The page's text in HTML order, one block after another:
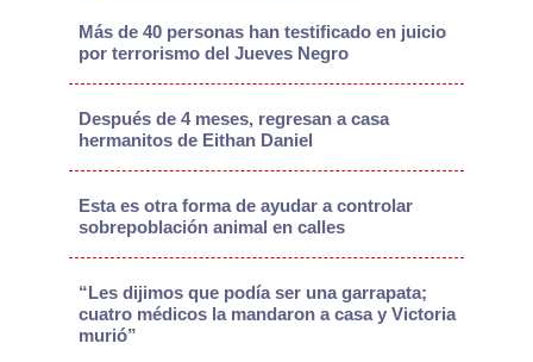
Más de 40 personas han testificado en juicio
por terrorismo del Jueves Negro
Después de 4 meses, regresan a casa
hermanitos de Eithan Daniel
Esta es otra forma de ayudar a controlar
sobrepoblación animal en calles
“Les dijimos que podía ser una garrapata;
cuatro médicos la mandaron a casa y Victoria
murió”